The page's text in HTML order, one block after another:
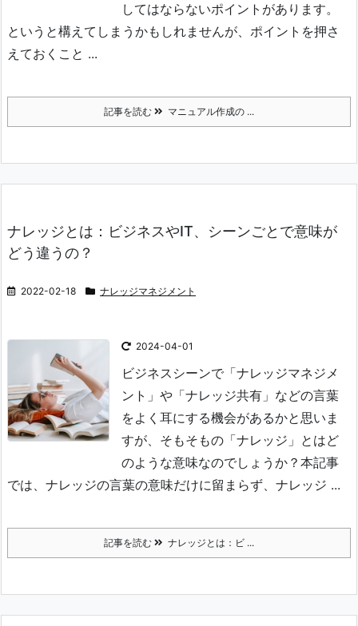
してはならないポイントがあります。
というと構えてしまうかもしれませんが、ポイントを押さ
えておくこと ...
記事を読む マニュアル作成の ...
ナレッジとは：ビジネスやIT、シーンごとで意味が
どう違うの？
2022-02-18 ナレッジマネジメント
2024-04-01
ビジネスシーンで「ナレッジマネジメ
ント」や「ナレッジ共有」などの言葉
をよく耳にする機会があるかと思いま
すが、そもそもの「ナレッジ」とはど
のような意味なのでしょうか？ 本記事
では、ナレッジの言葉の意味だけに留まらず、ナレッジ ...
記事を読む ナレッジとは：ビ ...